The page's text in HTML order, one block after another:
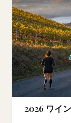
2026 ワイ